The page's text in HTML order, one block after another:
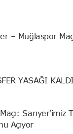
– Muğlaspor
YASAĞI
Sarıyer’imiz
Açıyor